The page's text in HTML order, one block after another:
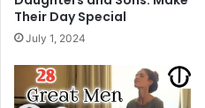
Their Day Special
July 1, 2024